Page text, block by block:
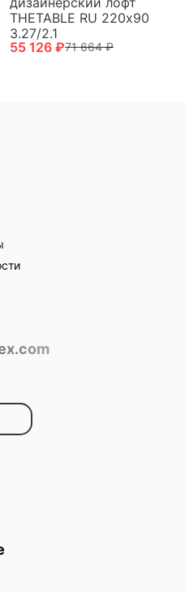
THETABLE RU 220х90
3.27/2.1
55 126 ₽71 664 ₽